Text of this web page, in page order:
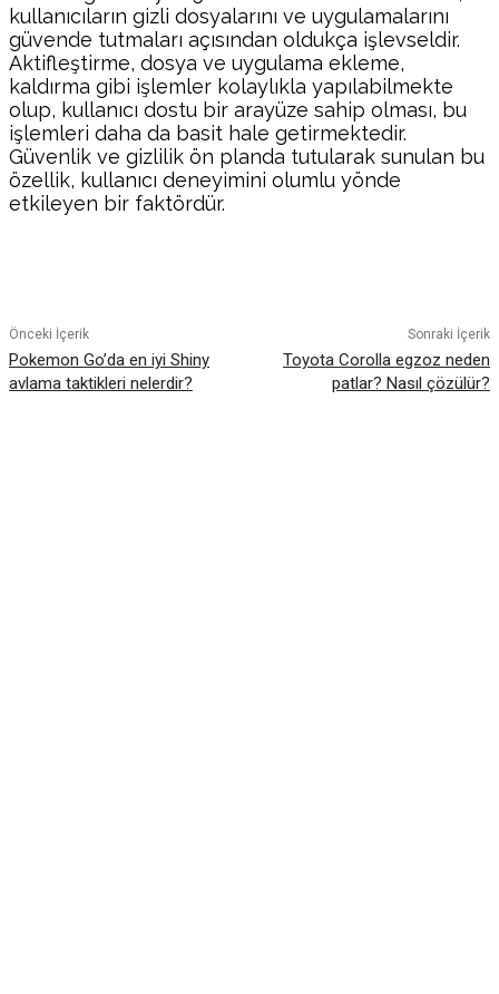
kullanıcıların gizli dosyalarını ve uygulamalarını
güvende tutmaları açısından oldukça işlevseldir.
Aktifleştirme, dosya ve uygulama ekleme,
kaldırma gibi işlemler kolaylıkla yapılabilmekte
olup, kullanıcı dostu bir arayüze sahip olması, bu
işlemleri daha da basit hale getirmektedir.
Güvenlik ve gizlilik ön planda tutularak sunulan bu
özellik, kullanıcı deneyimini olumlu yönde
etkileyen bir faktördür.
Önceki İçerik
Pokemon Go’da en iyi Shiny
avlama taktikleri nelerdir?
Sonraki İçerik
Toyota Corolla egzoz neden
patlar? Nasıl çözülür?